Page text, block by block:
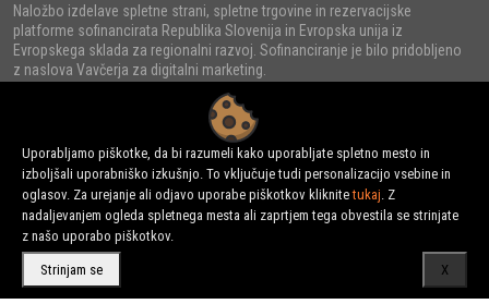
Uporabljamo piškotke, da bi razumeli kako uporabljate spletno mesto in
izboljšali uporabniško izkušnjo. To vključuje tudi personalizacijo vsebine in
oglasov. Za urejanje ali odjavo uporabe piškotkov kliknitetukaj. Z
nadaljevanjem ogleda spletnega mesta ali zaprtjem tega obvestila se strinjate
z našo uporabo piškotkov.
Strinjam se X
Naložbo izdelave spletne strani, spletne trgovine in rezervacijske
platforme sofinancirata Republika Slovenija in Evropska unija iz
Evropskega sklada za regionalni razvoj. Sofinanciranje je bilo pridobljeno
z naslova Vavčerja za digitalni marketing.
© 2022 - URNI d.o.o., Vse pravice pridržane.